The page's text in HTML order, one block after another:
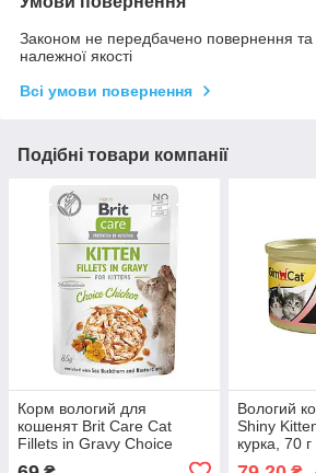
Законом не передбачено повернення та
належної якості
Всі умови повернення
Подібні товари компанії
Корм вологий для
кошенят Brit Care Cat
Fillets in Gravy Choice
Вологий
Shiny
курка, 70 г